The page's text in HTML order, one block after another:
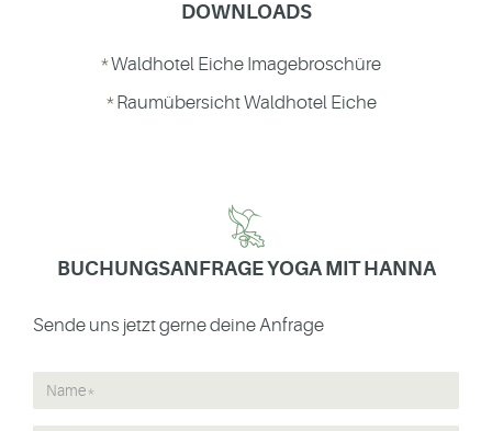
DOWNLOADS
Waldhotel Eiche Imagebroschüre
Raumübersicht Waldhotel Eiche
BUCHUNGSANFRAGE YOGA MIT HANNA
Sende uns jetzt gerne deine Anfrage